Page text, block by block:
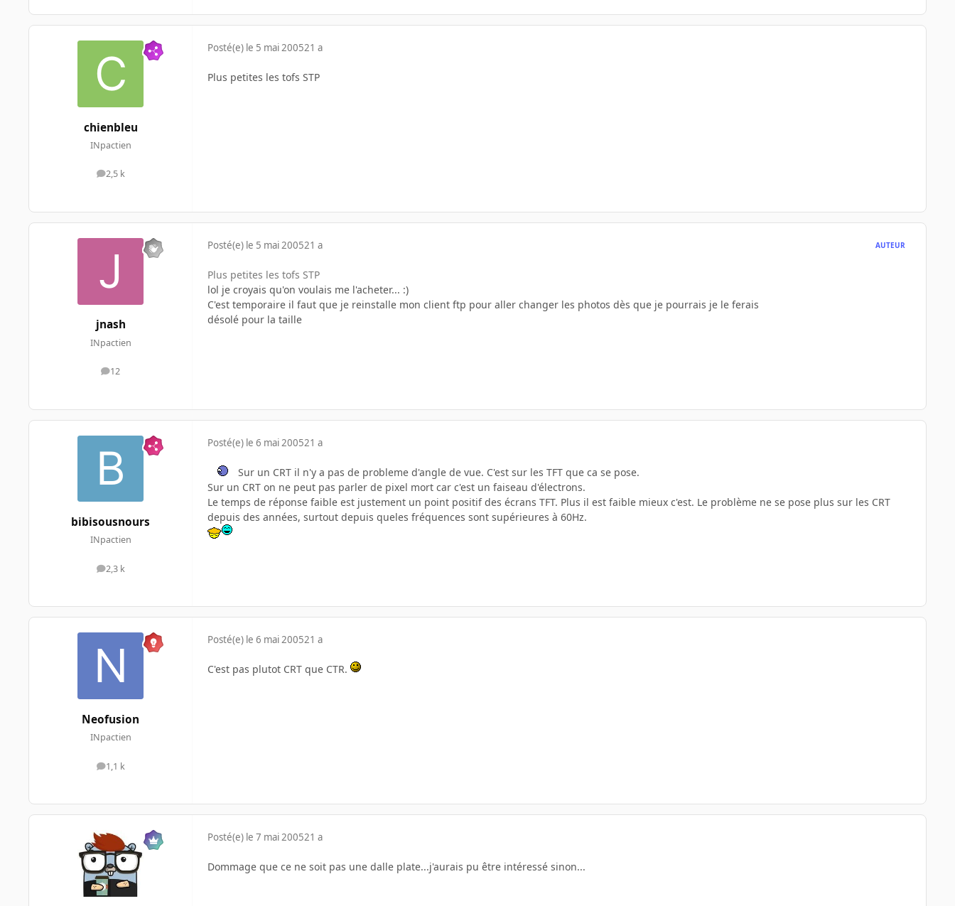
chienbleu
INpactien
2,5 k
messages
Posté(e) le 5 mai 200521 a
Plus petites les tofs STP
jnash
INpactien
12
messages
Posté(e) le 5 mai 200521 a AUTEUR
Plus petites les tofs STP
lol je croyais qu'on voulais me l'acheter... :)
C'est temporaire il faut que je reinstalle mon client ftp pour aller changer les photos dès que je pourrais je le ferais
désolé pour la taille
bibisousnours
INpactien
2,3 k
messages
Posté(e) le 6 mai 200521 a
Sur un CRT il n'y a pas de probleme d'angle de vue. C'est sur les TFT que ca se pose.
Sur un CRT on ne peut pas parler de pixel mort car c'est un faiseau d'électrons.
Le temps de réponse faible est justement un point positif des écrans TFT. Plus il est faible mieux c'est. Le problème ne se pose plus sur les CRT
depuis des années, surtout depuis queles fréquences sont supérieures à 60Hz.
Neofusion
INpactien
1,1 k
messages
Posté(e) le 6 mai 200521 a
C'est pas plutot CRT que CTR.
Posté(e) le 7 mai 200521 a
Dommage que ce ne soit pas une dalle plate...j'aurais pu être intéressé sinon...